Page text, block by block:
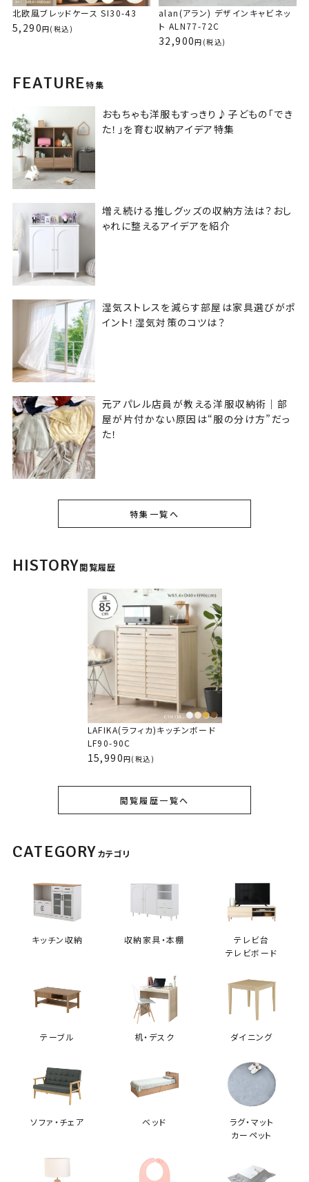
北欧風ブレッドケース SI30-43
5,290 (税込)
alan(アラン) デザインキャビネッ
ト ALN77-72C
32,900 (税込)
FEATURE特集
おもちゃも洋服もすっきり♪子どもの「でき
た！」を育む収納アイデア特集
増え続ける推しグッズの収納方法は？おし
ゃれに整えるアイデアを紹介
湿気ストレスを減らす部屋は家具選びがポ
イント！湿気対策のコツは？
元アパレル店員が教える洋服収納術｜部
屋が片付かない原因は“服の分け方”だっ
た！
特集一覧へ
HISTORY閲覧履歴
LAFIKA(ラフィカ)キッチンボード
LF90-90C
15,990 (税込)
閲覧履歴一覧へ
CATEGORYカテゴリ
キッチン収納 収納家具・本棚
テレビ台
テレビボード
テーブル 机・デスク ダイニング
ソファ・チェア ベッド
ラグ・マット
カーペット